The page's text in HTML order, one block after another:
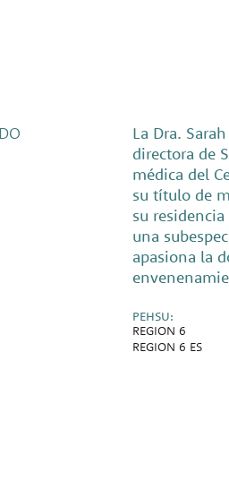
La Dra.
directora de
médica del
su título de
su
una
apasiona la
PEHSU:
REGION 6
REGION 6 ES